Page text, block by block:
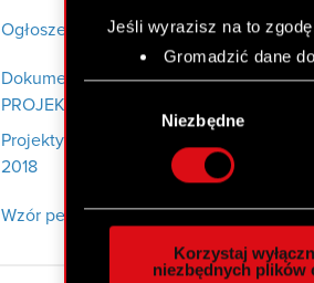
Jeśli wyrazisz na to
Gromadzić dane
Identyfikować
Dowiedz się więcej
szczegółów . W
Wykorzystujemy pliki
społecznościowym,
Niezbędne
Korzystaj
niezbędnych plików
Ogłoszenie Zarządu CD PROJEKT S.A.
Dokumentacja przedkładana do
PROJEKT S.A.
Projekty uchwał Zwyczajnego Walnego
2018
Wzór pełnomocnictwa i instrukcja